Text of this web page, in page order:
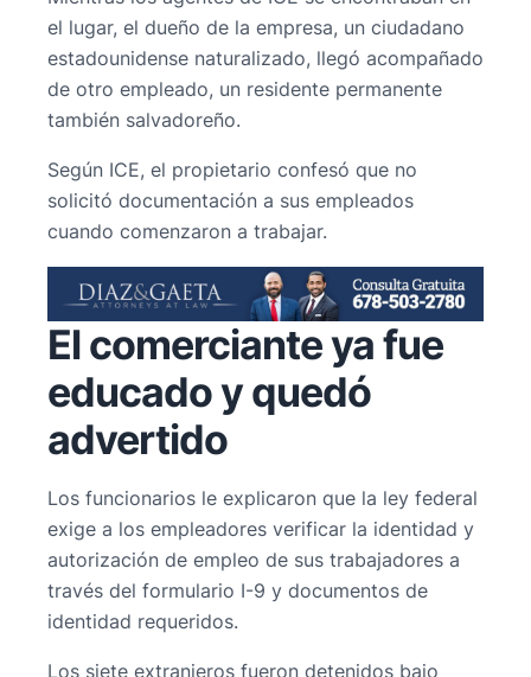
el lugar, el dueño de la empresa, un ciudadano
estadounidense naturalizado, llegó acompañado
de otro empleado, un residente permanente
también salvadoreño.
Según ICE, el propietario confesó que no
solicitó documentación a sus empleados
cuando comenzaron a trabajar.
El comerciante ya fue
educado y quedó
advertido
Los funcionarios le explicaron que la ley federal
exige a los empleadores verificar la identidad y
autorización de empleo de sus trabajadores a
través del formulario I-9 y documentos de
identidad requeridos.
Los siete extranjeros fueron detenidos bajo